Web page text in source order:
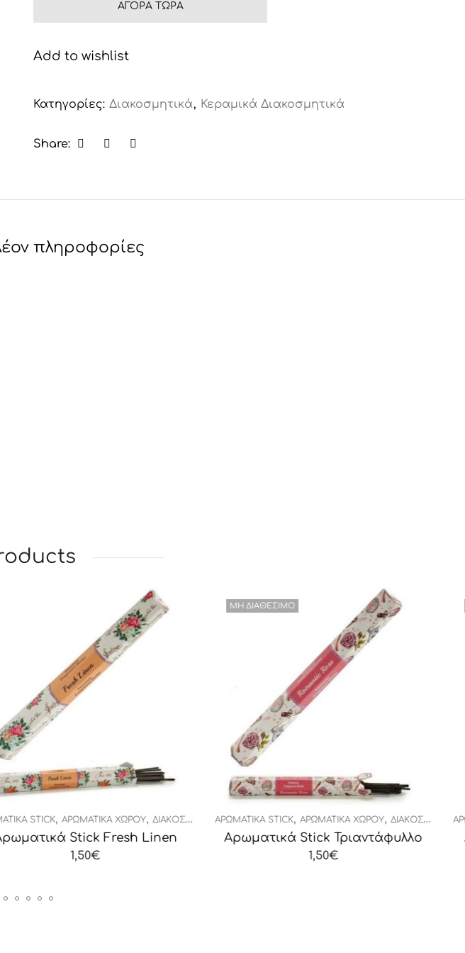
ΑΓΟΡΆ ΤΏΡΑ
Add to wishlist
Κατηγορίες: Διακοσμητικά, Κεραμικά Διακοσμητικά
Share:
πληροφορίες
ΑΡΩΜΑΤΙΚΆ STICK, ΑΡΩΜΑΤΙΚΆ ΧΏΡΟΥ ΔΙΑΚΟΣΜΗΤΙΚΆ
Αρωματικά Stick Τριαντάφυλλο
ΜΗ ΔΙΑΘΈΣΙΜΟ
ΑΡΩΜΑΤΙΚΆ STICK, ΑΡΩΜΑΤΙΚΆ ΧΏΡΟΥ
Αρωματικά Stick Flower